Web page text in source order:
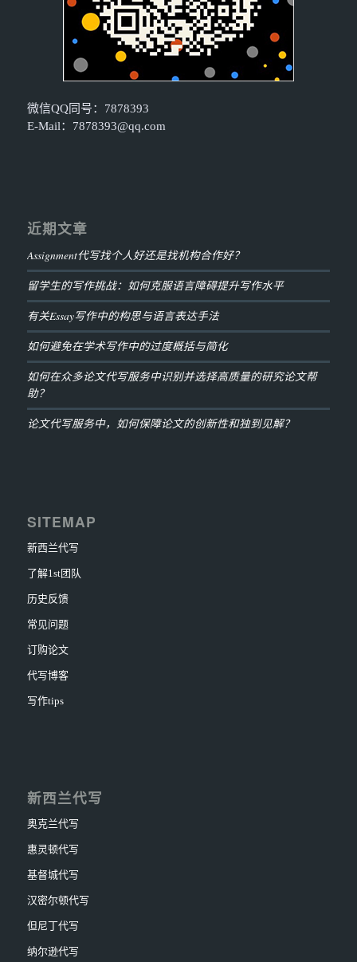
微信QQ同号：7878393
E-Mail： 7878393@qq.com
近期文章
Assignment代写找个人好还是找机构合作好？
留学生的写作挑战：如何克服语言障碍提升写作水平
有关Essay写作中的构思与语言表达手法
如何避免在学术写作中的过度概括与简化
如何在众多论文代写服务中识别并选择高质量的研究论文帮
助？
论文代写服务中，如何保障论文的创新性和独到见解？
SITEMAP
新西兰代写
了解1st团队
历史反馈
常见问题
订购论文
代写博客
写作tips
新西兰代写
奥克兰代写
惠灵顿代写
基督城代写
汉密尔顿代写
但尼丁代写
纳尔逊代写